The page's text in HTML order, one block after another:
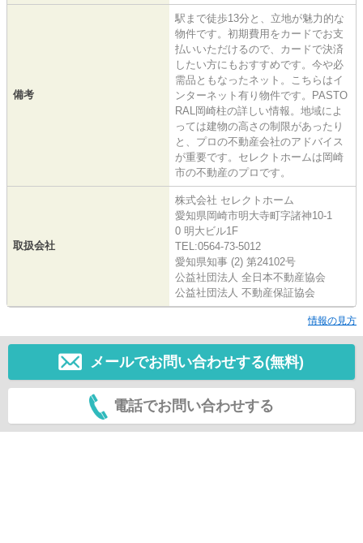
備考
駅まで徒歩13分と、立地が魅力的な
物件です。初期費用をカードでお支
払いいただけるので、カードで決済
したい方にもおすすめです。今や必
需品ともなったネット。こちらはイ
ンターネット有り物件です。PASTO
RAL岡崎柱の詳しい情報。地域によ
っては建物の高さの制限があったり
と、プロの不動産会社のアドバイス
が重要です。セレクトホームは岡崎
市の不動産のプロです。
取扱会社
株式会社 セレクトホーム
愛知県岡崎市明大寺町字諸神10-1
0 明大ビル1F
TEL:0564-73-5012
愛知県知事 (2) 第24102号
公益社団法人 全日本不動産協会
公益社団法人 不動産保証協会
情報の見方
メールでお問い合わせする(無料)
電話でお問い合わせする